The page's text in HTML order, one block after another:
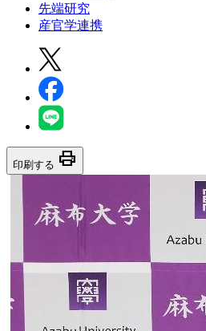
先端研究
産官学連携
印刷する print